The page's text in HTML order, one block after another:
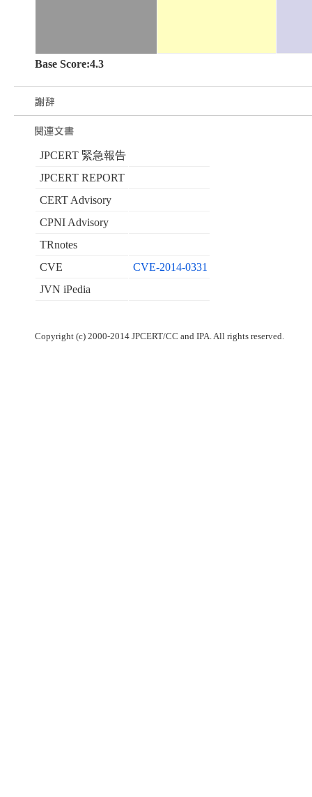
Base Score:4.3
JPCERT 緊急報告
JPCERT REPORT
CERT Advisory
CPNI Advisory
TRnotes
CVE
CVE-2014-0331
JVN iPedia
Copyright (c) 2000-2014 JPCERT/CC and IPA. All rights reserved.